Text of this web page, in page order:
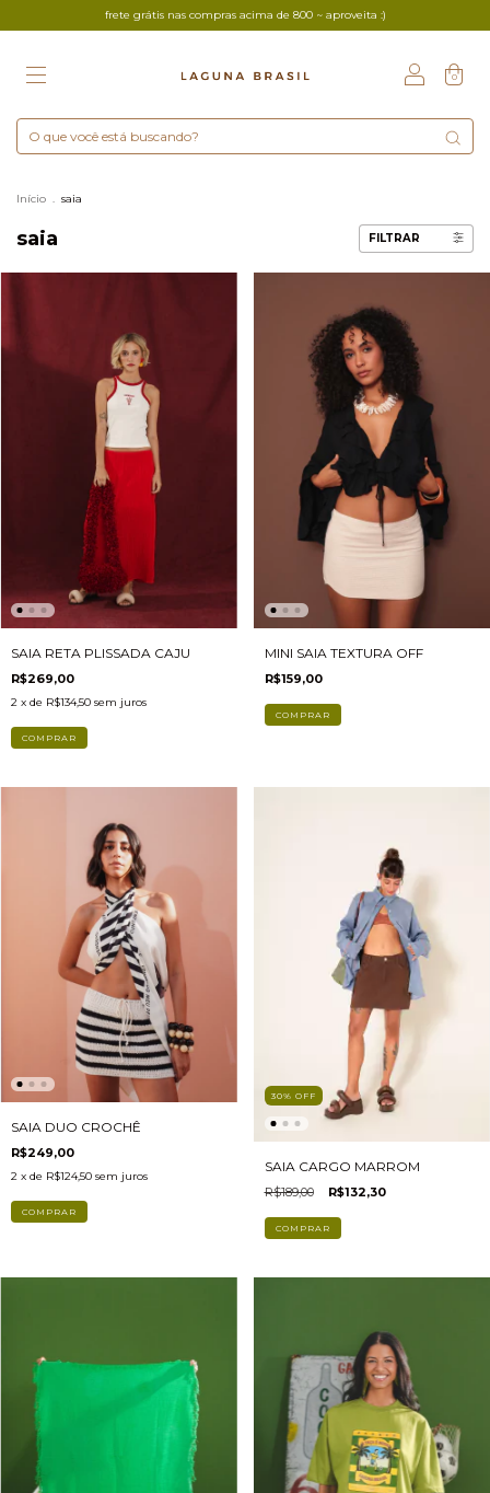
frete grátis nas compras acima de 800 ~ aproveita :)
0
Início . saia
saia FILTRAR
SAIA RETA PLISSADA CAJU
R$269,00
2 x de R$134,50 sem juros
COMPRAR
MINI SAIA TEXTURA OFF
R$159,00
COMPRAR
SAIA DUO CROCHÊ
R$249,00
2 x de R$124,50 sem juros
COMPRAR
30% OFF
SAIA CARGO MARROM
R$189,00 R$132,30
COMPRAR